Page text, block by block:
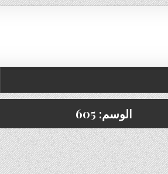
الوسم: 605